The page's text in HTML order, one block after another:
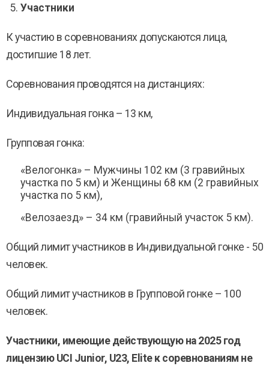
Участники
К участию в соревнованиях допускаются лица,
достигшие 18 лет.
Соревнования проводятся на дистанциях:
Индивидуальная гонка – 13 км,
Групповая гонка:
«Велогонка» – Мужчины 102 км (3 гравийных
участка по 5 км) и Женщины 68 км (2 гравийных
участка по 5 км),
«Велозаезд» – 34 км (гравийный участок 5 км).
Общий лимит участников в Индивидуальной гонке - 50
человек.
Общий лимит участников в Групповой гонке – 100
человек.
Участники, имеющие действующую на 2025 год
лицензию UCI Junior, U23, Eliteк соревнованиям не